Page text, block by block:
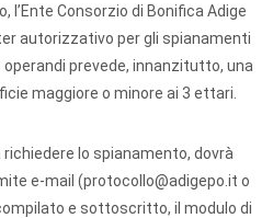
Consorzio di Bonifica Adige
autorizzativo per gli spianamenti
prevede, innanzitutto, una
maggiore o minore ai 3 ettari.
richiedere lo spianamento, dovrà
e-mail (protocollo@adigepo.it o
e sottoscritto, il modulo di